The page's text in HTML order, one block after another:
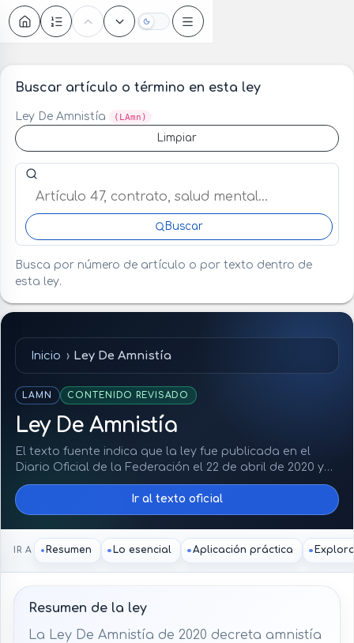
Oscuro
Buscar artículo o término en esta ley
Ley De Amnistía (LAmn)
Limpiar
Buscar artículo o término en esta ley
Buscar
Busca por número de artículo o por texto dentro de
esta ley.
Inicio Ley De Amnistía
LAMN CONTENIDO REVISADO
Ley De Amnistía
El texto fuente indica que la ley fue publicada en el
Diario Oficial de la Federación el 22 de abril de 2020 y
que su última reforma publicada corresponde al 14 de
junio de 2024. La reforma adicionó una vía de amnistía
directa por determinación del Ejecutivo Federal en
casos específicos.
Ir al texto oficial
IR A Resumen Lo esencial Aplicación práctica
Resumen de la ley
La Ley De Amnistía de 2020 decreta amnistía